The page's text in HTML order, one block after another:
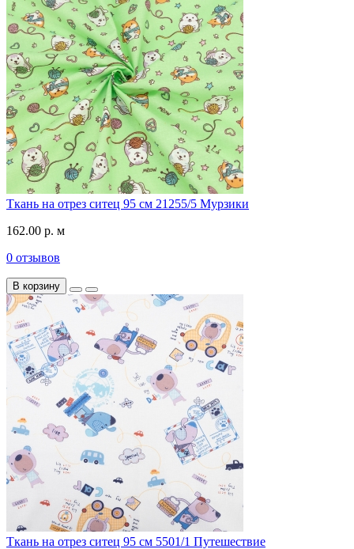
Ткань на отрез ситец 95 см 21255/5 Мурзики
162.00 р. м
0 отзывов
В корзину
Ткань на отрез ситец 95 см 5501/1 Путешествие